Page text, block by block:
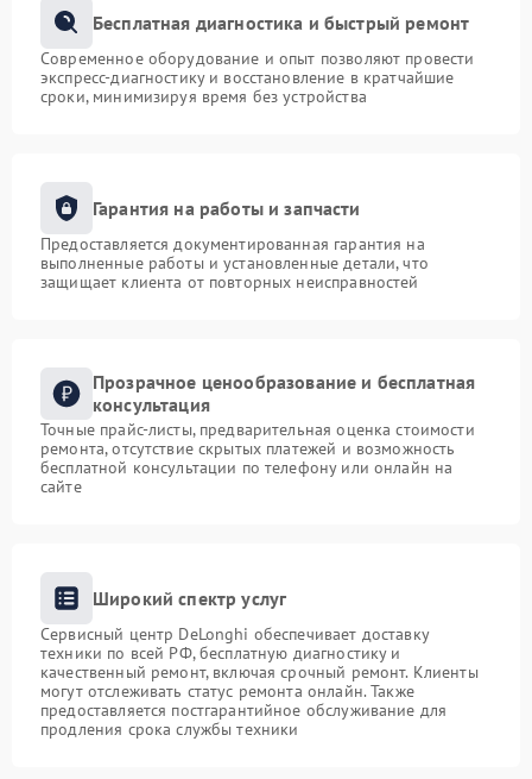
Бесплатная диагностика и быстрый ремонт
Современное оборудование и опыт позволяют провести
экспресс-диагностику и восстановление в кратчайшие
сроки, минимизируя время без устройства
Гарантия на работы и запчасти
Предоставляется документированная гарантия на
выполненные работы и установленные детали, что
защищает клиента от повторных неисправностей
Прозрачное ценообразование и бесплатная
консультация
Точные прайс-листы, предварительная оценка стоимости
ремонта, отсутствие скрытых платежей и возможность
бесплатной консультации по телефону или онлайн на
сайте
Широкий спектр услуг
Сервисный центр DeLonghi обеспечивает доставку
техники по всей РФ, бесплатную диагностику и
качественный ремонт, включая срочный ремонт. Клиенты
могут отслеживать статус ремонта онлайн. Также
предоставляется постгарантийное обслуживание для
продления срока службы техники